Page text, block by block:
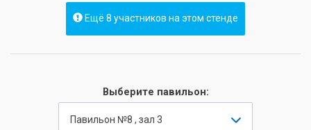
Ещё 8 участников на этом стенде
Выберите павильон:
Павильон №8 , зал 3